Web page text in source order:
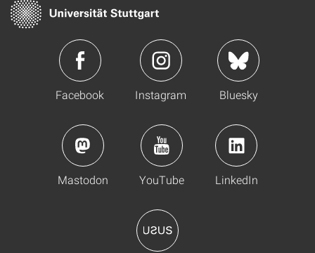
Facebook Instagram Bluesky
Mastodon YouTube LinkedIn